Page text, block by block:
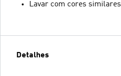
Lavar com cores similares
Detalhes